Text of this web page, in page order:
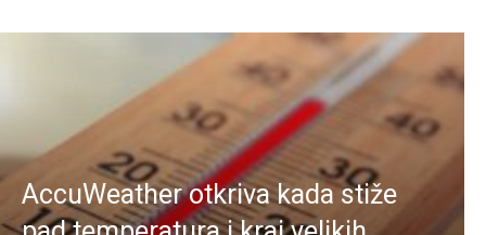
AccuWeather otkriva kada stiže